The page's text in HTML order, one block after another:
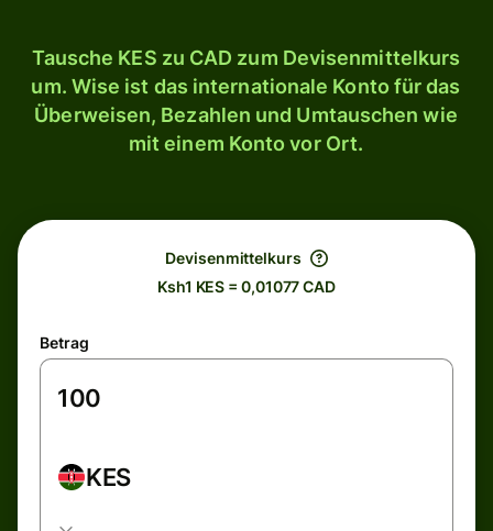
Tausche KES zu CAD zum Devisenmittelkurs
um. Wise ist das internationale Konto für das
Überweisen, Bezahlen und Umtauschen wie
mit einem Konto vor Ort.
Devisenmittelkurs
Ksh1 KES = 0,01077 CAD
Betrag
KES